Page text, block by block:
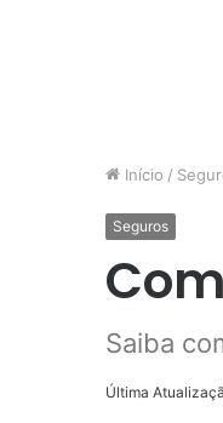
Início /
Seguros
Saiba
Última